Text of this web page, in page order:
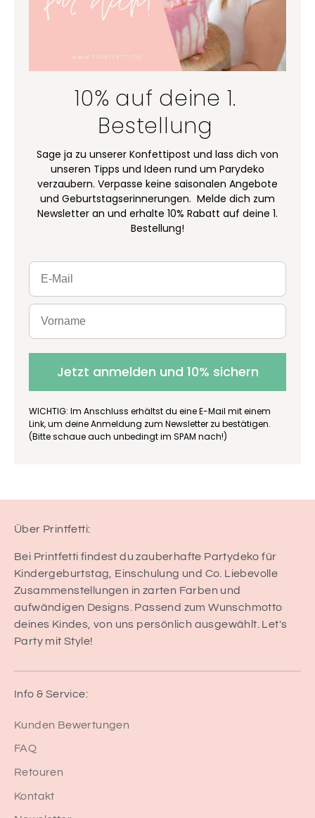
10% auf deine 1.
Bestellung
Sage ja zu unserer Konfettipost und lass dich von
unseren Tipps und Ideen rund um Parydeko
verzaubern. Verpasse keine saisonalen Angebote
und Geburtstagserinnerungen. Melde dich zum
Newsletter an und erhalte 10% Rabatt auf deine 1.
Bestellung!
Jetzt anmelden und 10% sichern
WICHTIG: Im Anschluss erhältst du eine E-Mail mit einem
Link, um deine Anmeldung zum Newsletter zu bestätigen.
(Bitte schaue auch unbedingt im SPAM nach!)
Über Printfetti:
Bei Printfetti findest du zauberhafte Partydeko für
Kindergeburtstag, Einschulung und Co. Liebevolle
Zusammenstellungen in zarten Farben und
aufwändigen Designs. Passend zum Wunschmotto
deines Kindes, von uns persönlich ausgewählt. Let's
Party mit Style!
Info & Service:
Kunden Bewertungen
FAQ
Retouren
Kontakt